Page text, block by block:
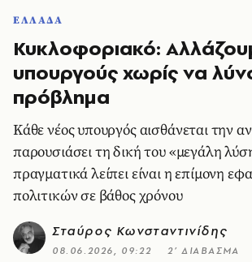
ΕΛΛΑΔΑ
Κυκλοφοριακό:
υπουργούς χωρίς να
πρόβλημα
Κάθε νέος υπουργός αισθάνεται την
παρουσιάσει τη δική του «μεγάλη
πραγματικά λείπει είναι η επίμονη
πολιτικών σε βάθος χρόνου
Σταύρος Κωνσταντινίδης
08.06.2026, 09:22 2’ ΔΙΑΒΑΣΜΑ